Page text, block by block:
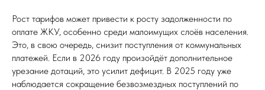
Рост тарифов может привести к росту задолженности по
оплате ЖКУ, особенно среди малоимущих слоёв населения.
Это, в свою очередь, снизит поступления от коммунальных
платежей. Если в 2026 году произойдёт дополнительное
урезание дотаций, это усилит дефицит. В 2025 году уже
наблюдается сокращение безвозмездных поступлений по